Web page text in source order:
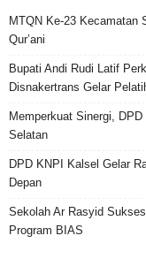
MTQN Ke-23 Kecamatan
Qur’ani
Bupati Andi Rudi Latif
Disnakertrans Gelar
Memperkuat Sinergi,
Selatan
DPD KNPI Kalsel Gelar
Depan
Sekolah Ar Rasyid
Program BIAS